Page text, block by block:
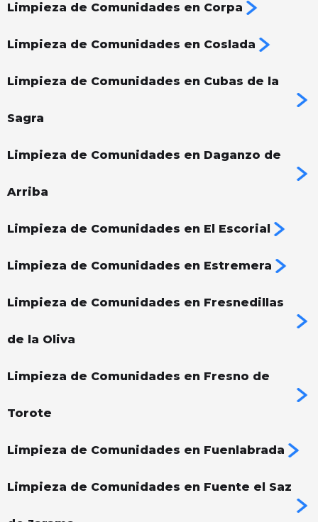
Limpieza de Comunidades en Corpa
Limpieza de Comunidades en Coslada
Limpieza de Comunidades en Cubas de la
Sagra
Limpieza de Comunidades en Daganzo de
Arriba
Limpieza de Comunidades en El Escorial
Limpieza de Comunidades en Estremera
Limpieza de Comunidades en Fresnedillas
de la Oliva
Limpieza de Comunidades en Fresno de
Torote
Limpieza de Comunidades en Fuenlabrada
Limpieza de Comunidades en Fuente el Saz